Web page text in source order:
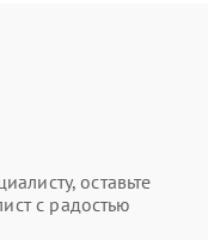
оставьте
с радостью